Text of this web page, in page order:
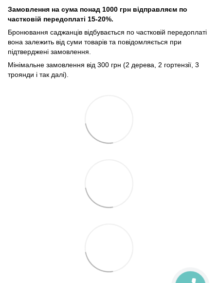
Замовлення на сума понад 1000 грн відправляєм по
частковій передоплаті 15-20%.
Бронювання саджанців відбувається по частковій передоплаті
вона залежить від суми товарів та повідомляється при
підтверджені замовлення.
Мінімальне замовлення від 300 грн (2 дерева, 2 гортензії, 3
троянди і так далі).